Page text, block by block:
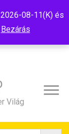
08-11(K) és
Bezárás
Világ